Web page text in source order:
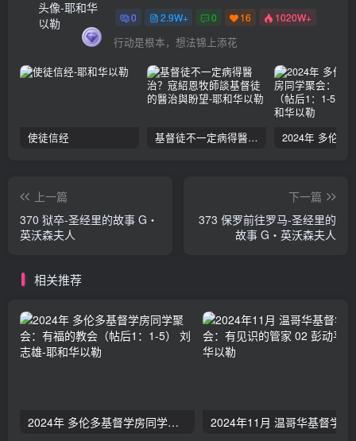
0 2.9W+ 0 16 1020W+
行动是根本，想法锦上添花
使徒信经 基督徒不一定病得醫治？寇紹恩牧師談基督徒的醫治與盼望
上一篇
370 狱卒-圣经里的故事 G‧
英沃森夫人
下一篇
373 保罗前往罗马-圣经里的
故事 G‧英沃森夫人
相关推荐
2024年 多伦多基督学房同学聚会：有福的教会（帖后1：1-5） 刘志雄